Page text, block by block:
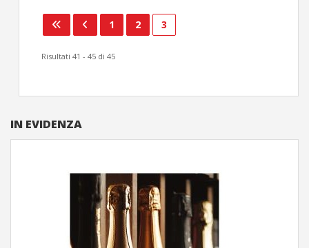
IN EVIDENZA
1 2 3
Risultati 41 - 45 di 45